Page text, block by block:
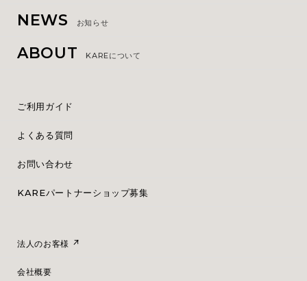
NEWS お知らせ
ABOUT KAREについて
ご利用ガイド
よくある質問
お問い合わせ
KAREパートナーショップ募集
法人のお客様
会社概要